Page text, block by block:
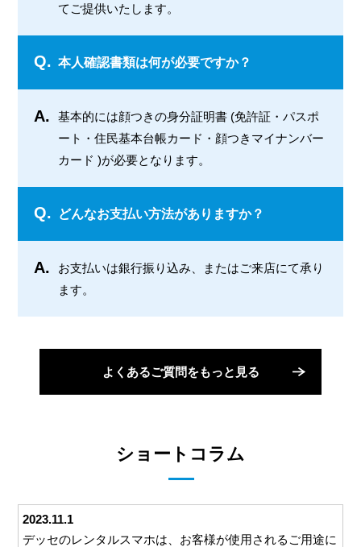
てご提供いたします。
Q. 本人確認書類は何が必要ですか？
A.
基本的には顔つきの身分証明書 (免許証・パスポ
ート・住民基本台帳カード・顔つきマイナンバー
カード )が必要となります。
Q. どんなお支払い方法がありますか？
A.
お支払いは銀行振り込み、またはご来店にて承り
ます。
よくあるご質問をもっと見る
ショートコラム
2023.11.1
デッセのレンタルスマホは、お客様が使用されるご用途に